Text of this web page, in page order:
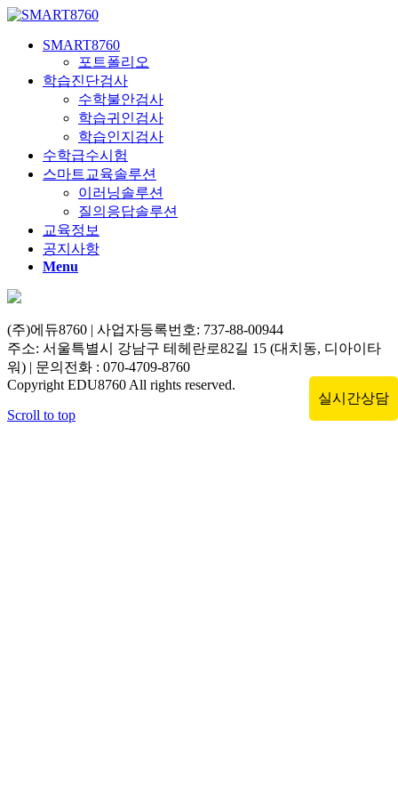
SMART8760
포트폴리오
학습진단검사
수학불안검사
학습귀인검사
학습인지검사
수학급수시험
스마트교육솔루션
이러닝솔루션
질의응답솔루션
교육정보
공지사항
Menu
(주)에듀8760 | 사업자등록번호: 737-88-00944
주소: 서울특별시 강남구 테헤란로82길 15 (대치동, 디아이타
워) | 문의전화 : 070-4709-8760
Copyright EDU8760 All rights reserved.
실시간상담
Scroll to top